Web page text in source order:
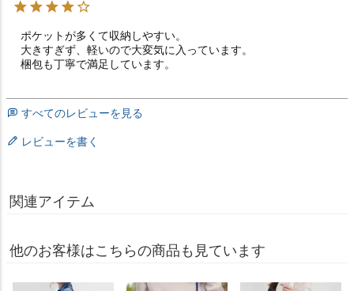
ポケットが多くて収納しやすい。
大きすぎず、軽いので大変気に入っています。
梱包も丁寧で満足しています。
すべてのレビューを見る
レビューを書く
関連アイテム
他のお客様はこちらの商品も見ています